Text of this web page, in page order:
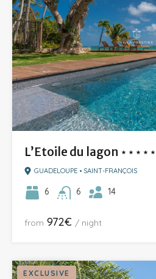
L’Etoile du lagon ⋆⋆⋆⋆⋆
GUADELOUPE • SAINT-FRANÇOIS
6 6 14
from 972€ / night
EXCLUSIVE